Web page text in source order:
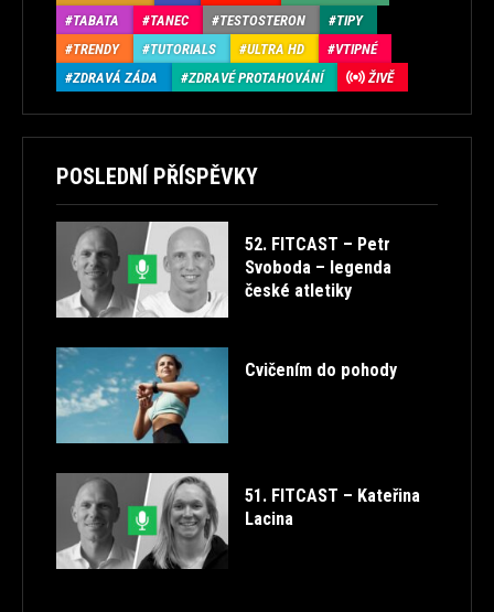
TABATA
TANEC TESTOSTERON
TIPY
TRENDY
TUTORIALS ULTRA HD
VTIPNÉ
ZDRAVÁ ZÁDA
ZDRAVÉ PROTAHOVÁNÍ ŽIVĚ
POSLEDNÍ PŘÍSPĚVKY
52. FITCAST – Petr
Svoboda – legenda
české atletiky
Cvičením do pohody
51. FITCAST – Kateřina
Lacina